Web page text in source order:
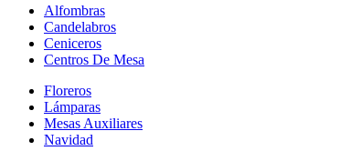
Alfombras
Candelabros
Ceniceros
Centros De Mesa
Floreros
Lámparas
Mesas Auxiliares
Navidad